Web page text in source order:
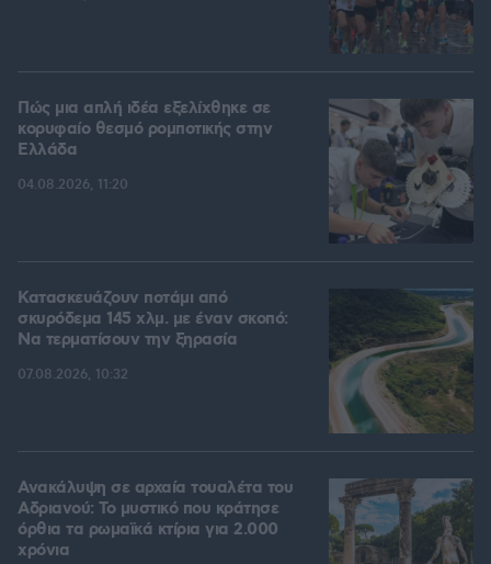
Πώς μια απλή ιδέα εξελίχθηκε σε
κορυφαίο θεσμό ρομποτικής στην
Ελλάδα
04.08.2026, 11:20
Κατασκευάζουν ποτάμι από
σκυρόδεμα 145 χλμ. με έναν σκοπό:
Να τερματίσουν την ξηρασία
07.08.2026, 10:32
Ανακάλυψη σε αρχαία τουαλέτα του
Αδριανού: Το μυστικό που κράτησε
όρθια τα ρωμαϊκά κτίρια για 2.000
χρόνια